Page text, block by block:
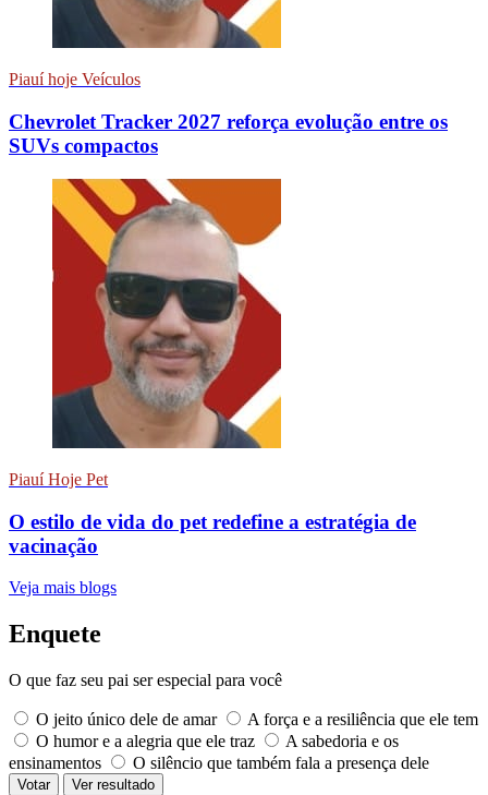
Piauí hoje Veículos
Chevrolet Tracker 2027 reforça evolução entre os
SUVs compactos
Piauí Hoje Pet
O estilo de vida do pet redefine a estratégia de
vacinação
Veja mais blogs
Enquete
O que faz seu pai ser especial para você
O jeito único dele de amar
A força e a resiliência que ele tem
O humor e a alegria que ele traz
A sabedoria e os
ensinamentos
O silêncio que também fala a presença dele
Votar Ver resultado